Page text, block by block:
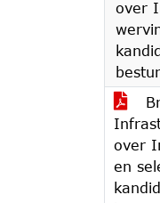
over
over
en